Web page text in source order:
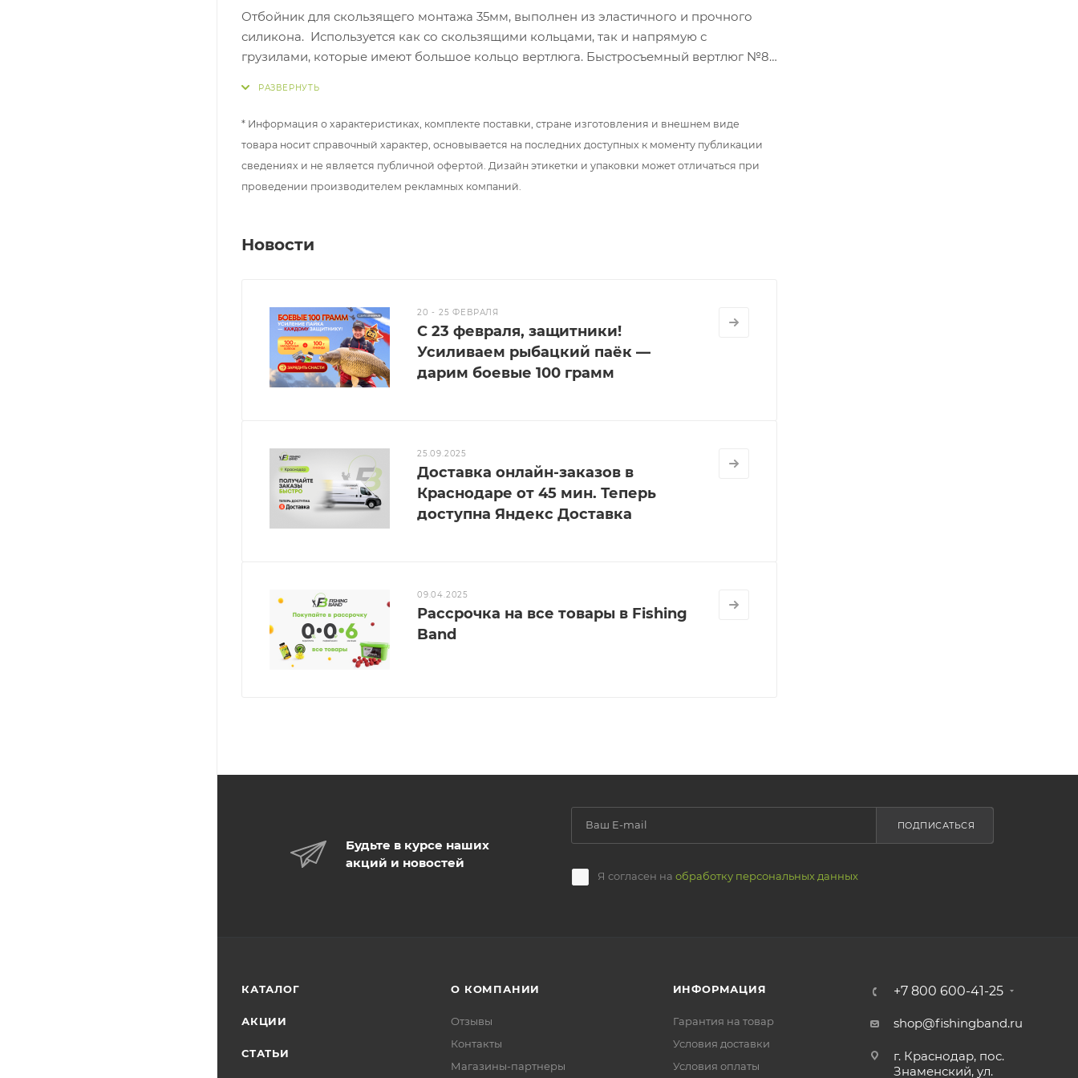
Отбойник для скользящего монтажа 35мм, выполнен из эластичного и прочного
силикона. Используется как со скользящими кольцами, так и напрямую с
грузилами, которые имеют большое кольцо вертлюга. Быстросъемный вертлюг №8,
* Информация о характеристиках, комплекте поставки, стране изготовления и внешнем виде
товара носит справочный характер, основывается на последних доступных к моменту публикации
сведениях и не является публичной офертой. Дизайн этикетки и упаковки может отличаться при
проведении производителем рекламных компаний.
Новости
20 - 25 ФЕВРАЛЯ
С 23 февраля, защитники!
Усиливаем рыбацкий паёк —
дарим боевые 100 грамм
25.09.2025
Доставка онлайн-заказов в
Краснодаре от 45 мин. Теперь
доступна Яндекс Доставка
09.04.2025
Рассрочка на все товары в Fishing
Band
Будьте в курсе наших
акций и новостей
Я согласен наобработку персональных данных
ПОДПИСАТЬСЯ
КАТАЛОГ
АКЦИИ
СТАТЬИ
О КОМПАНИИ
Отзывы
Контакты
Магазины-партнеры
ИНФОРМАЦИЯ
Гарантия на товар
Условия доставки
Условия оплаты
+7 800 600-41-25
shop@fishingband.ru
г. Краснодар, пос.
Знаменский, ул.